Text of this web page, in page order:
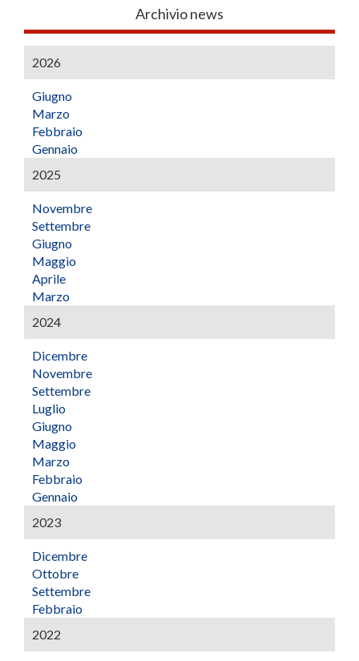
Archivio news
2026
Giugno
Marzo
Febbraio
Gennaio
2025
Novembre
Settembre
Giugno
Maggio
Aprile
Marzo
2024
Dicembre
Novembre
Settembre
Luglio
Giugno
Maggio
Marzo
Febbraio
Gennaio
2023
Dicembre
Ottobre
Settembre
Febbraio
2022